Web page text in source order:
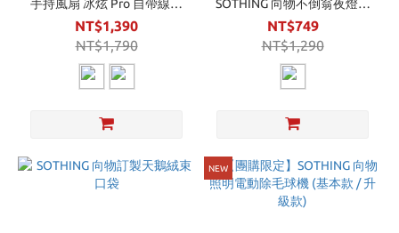
手持風扇 冰炫 Pro 自帶線行
動電源 (白/灰) (可上飛機)
NT$1,390
NT$1,790
SOTHING 向物不倒翁夜燈驅
蚊器 無線便攜 三段定時
NT$749
NT$1,290
NEW